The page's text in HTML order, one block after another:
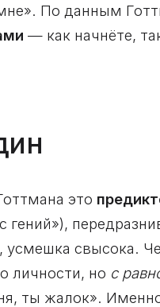
По данным
— как начнёте,
это
усмешка свысока.
личности, но с
ты жалок».